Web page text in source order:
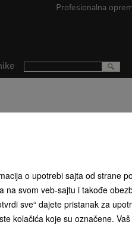
Profesionalna
o upotrebi sajta od strane
na svom veb-sajtu i takođe
sve“ dajete pristanak za
kolačića koje su označene.